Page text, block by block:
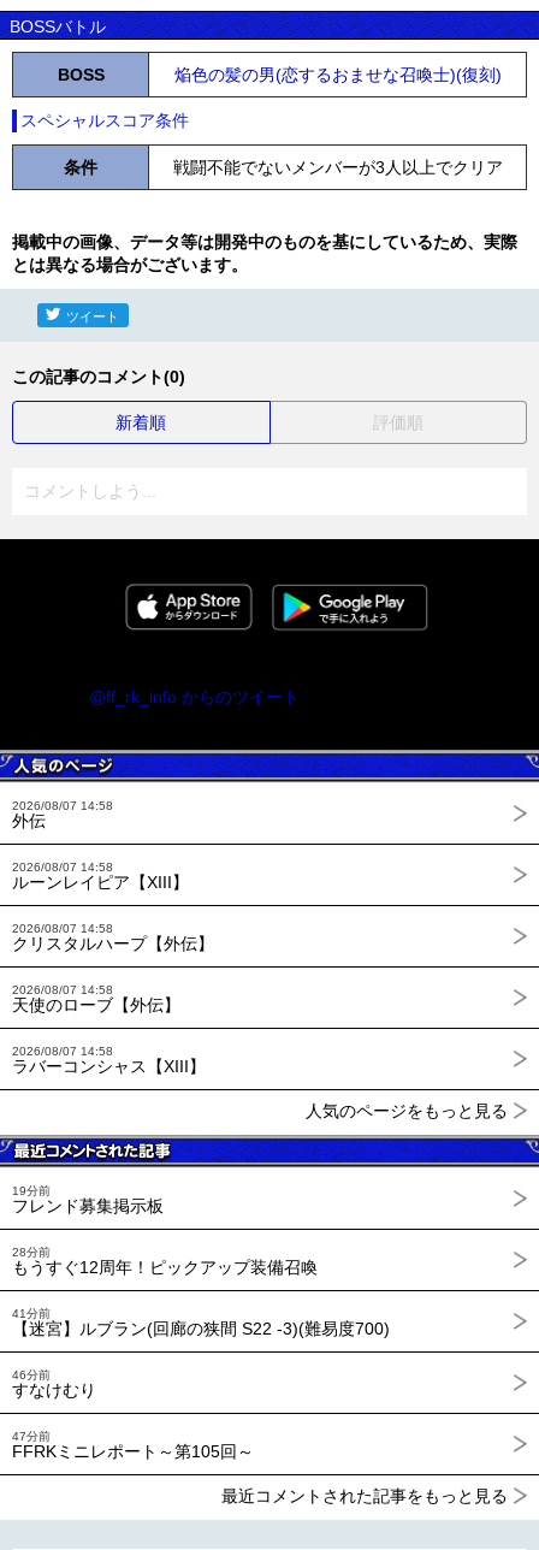
BOSSバトル
BOSS 焔色の髪の男(恋するおませな召喚士)(復刻)
スペシャルスコア条件
条件 戦闘不能でないメンバーが3人以上でクリア
掲載中の画像、データ等は開発中のものを基にしているため、実際
とは異なる場合がございます。
ツイート
この記事のコメント(0)
新着順 評価順
コメントしよう...
@ff_rk_info からのツイート
2026/08/07 14:58
外伝
2026/08/07 14:58
ルーンレイピア【XIII】
2026/08/07 14:58
クリスタルハープ【外伝】
2026/08/07 14:58
天使のローブ【外伝】
2026/08/07 14:58
ラバーコンシャス【XIII】
人気のページをもっと見る
19分前
フレンド募集掲示板
28分前
もうすぐ12周年！ピックアップ装備召喚
41分前
【迷宮】ルブラン(回廊の狭間 S22 -3)(難易度700)
46分前
すなけむり
47分前
FFRKミニレポート～第105回～
最近コメントされた記事をもっと見る